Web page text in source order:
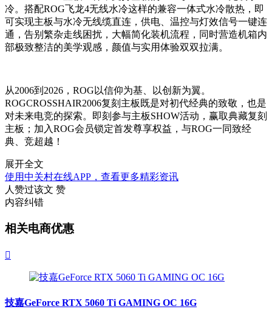
冷。搭配ROG飞龙4无线水冷这样的兼容一体式水冷散热，即
可实现主板与水冷无线缆直连，供电、温控与灯效信号一键连
通，告别繁杂走线困扰，大幅简化装机流程，同时营造机箱内
部极致整洁的美学观感，颜值与实用体验双双拉满。
从2006到2026，ROG以信仰为基、以创新为翼。
ROGCROSSHAIR2006复刻主板既是对初代经典的致敬，也是
对未来电竞的探索。即刻参与主板SHOW活动，赢取典藏复刻
主板；加入ROG会员锁定首发尊享权益，与ROG一同致经
典、竞超越！
展开全文
使用中关村在线APP，查看更多精彩资讯
人赞过该文 赞
内容纠错
相关电商优惠

技嘉GeForce RTX 5060 Ti GAMING OC 16G